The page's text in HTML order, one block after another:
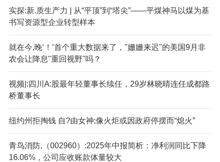
实探:新.质生产力 | 从“平顶”到“塔尖”——平煤神马以煤为基
书写资源型企业转型样本
就在今,晚‘！’首个重大数据来了，"姗姗来迟"的美国9月非
农会让降息"重回视野"吗？
视频|:四川A:股最年轻董事长续任，29岁林晓晴连任成都路
桥董事长
纽约州拒掏钱 自?由女神;像火炬或因政府停摆而“熄火”
青鸟消防,（002960）:2025年中报简析：净利润同比下降
16.06%，公司应收账款体量较大